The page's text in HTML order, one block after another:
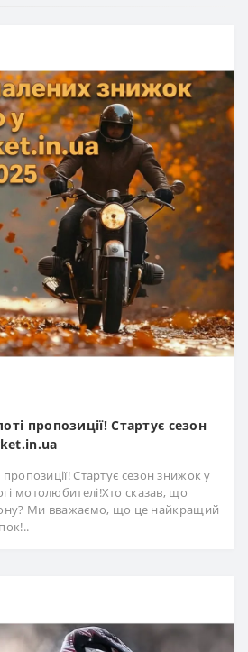
пропозиції! Стартує сезон
Стартує сезон знижок у
мотолюбителі!Хто сказав, що
Ми вважаємо, що це найкращий